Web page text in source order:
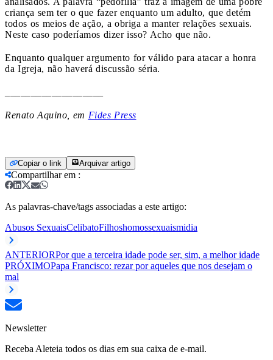
criança sem ter o que fazer enquanto um adulto, que detém
todos os meios de ação, a obriga a manter relações sexuais.
Neste caso poderíamos dizer isso? Acho que não.
Enquanto qualquer argumento for válido para atacar a honra
da Igreja, não haverá discussão séria.
Renato Aquino, em Fides Press
Copiar o link Arquivar artigo
Compartilhar em :
As palavras-chave/tags associadas a este artigo:
Abusos SexuaisCelibatoFilhoshomossexuaismidia
ANTERIORPor que a terceira idade pode ser, sim, a melhor idade
PRÓXIMOPapa Francisco: rezar por aqueles que nos desejam o
mal
Newsletter
Receba Aleteia todos os dias em sua caixa de e-mail.